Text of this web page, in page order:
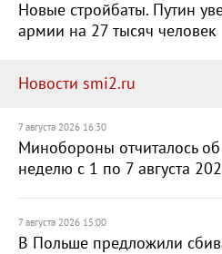
Новые стройбаты. Путин
армии на 27 тысяч человек
Новости smi2.ru
7 августа 2026 16:30
Минобороны отчиталось
неделю с 1 по 7 августа
7 августа 2026 15:00
В Польше предложили